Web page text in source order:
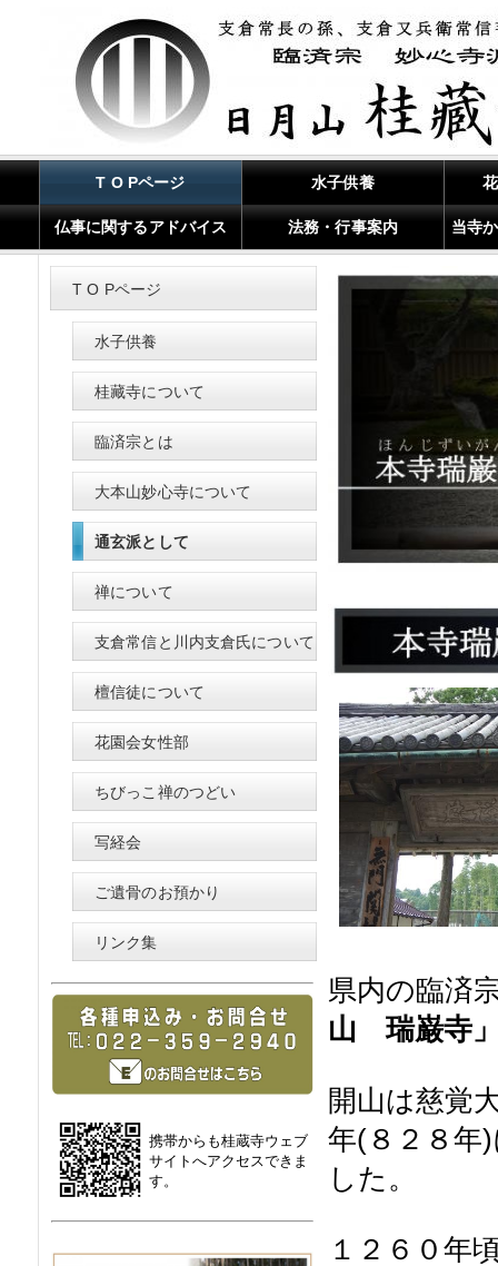
T O Pページ 水子供養
仏事に関するアドバイス 法務・行事案内 当寺
県内の臨済
山 瑞巌寺
開山は慈覚
年(８２８年
した。
１２６０年
T O Pページ
水子供養
桂藏寺について
臨済宗とは
大本山妙心寺について
通玄派として
禅について
支倉常信と川内支倉氏について
檀信徒について
花園会女性部
ちびっこ禅のつどい
写経会
ご遺骨のお預かり
リンク集
携帯からも桂蔵寺ウェブ
サイトへアクセスできま
す。